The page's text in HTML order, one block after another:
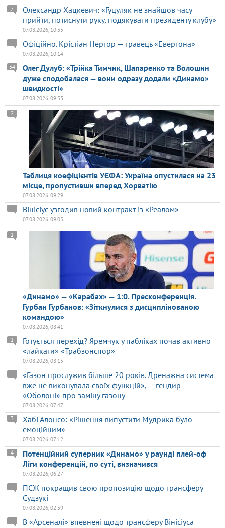
Олександр Хацкевич: «Гуцуляк не знайшов часу
прийти, потиснути руку, подякувати президенту клубу»
7
07.08.2026, 10:35
Офіційно. Крістіан Нергор — гравець «Евертона»
07.08.2026, 10:14
Олег Дулуб: «Трійка Тимчик, Шапаренко та Волошин
дуже сподобалася — вони одразу додали «Динамо»
швидкості»
34
07.08.2026, 09:53
Таблиця коефіцієнтів УЄФА: Україна опустилася на 23
місце, пропустивши вперед Хорватію
2
07.08.2026, 09:29
Вінісіус узгодив новий контракт із «Реалом»
07.08.2026, 09:05
«Динамо» — «Карабах» — 1:0. Пресконференція.
Гурбан Гурбанов: «Зіткнулися з дисциплінованою
командою»
1
07.08.2026, 08:41
Готується перехід? Яремчук у пабліках почав активно
«лайкати» «Трабзонспор»
1
07.08.2026, 08:15
«Газон прослужив більше 20 років. Дренажна система
вже не виконувала своїх функцій», — гендир
«Оболоні» про заміну газону
07.08.2026, 07:47
Хабі Алонсо: «Рішення випустити Мудрика було
емоційним»
3
07.08.2026, 07:12
Потенційний суперник «Динамо» у раунді плей-оф
Ліги конференцій, по суті, визначився
4
07.08.2026, 06:27
ПСЖ покращив свою пропозицію щодо трансферу
Судзукі
07.08.2026, 02:39
В «Арсеналі» впевнені щодо трансферу Вінісіуса